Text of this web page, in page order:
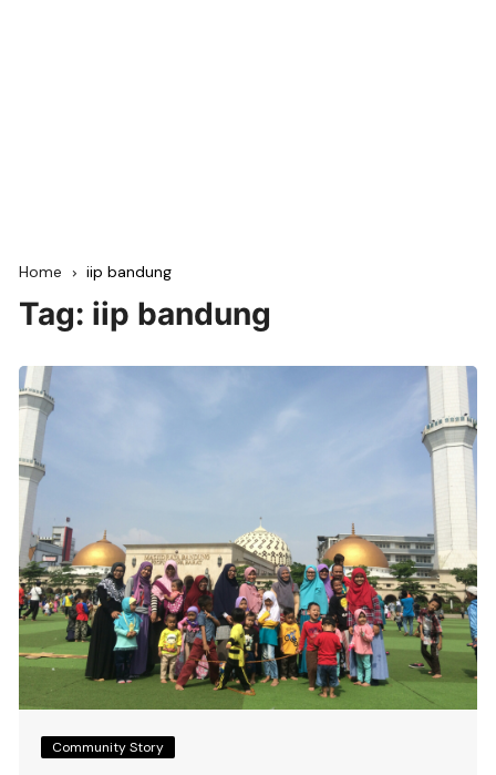
Home iip bandung
Tag: iip bandung
Community Story